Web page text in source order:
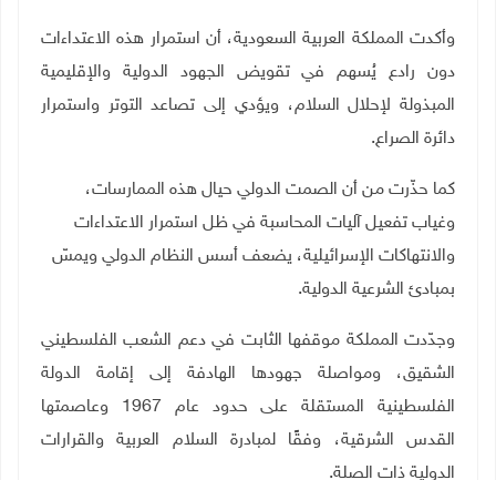
وأكدت المملكة العربية السعودية، أن استمرار هذه الاعتداءات
دون رادع يُسهم في تقويض الجهود الدولية والإقليمية
المبذولة لإحلال السلام، ويؤدي إلى تصاعد التوتر واستمرار
دائرة الصراع.
كما حذّرت من أن الصمت الدولي حيال هذه الممارسات،
وغياب تفعيل آليات المحاسبة في ظل استمرار الاعتداءات
والانتهاكات الإسرائيلية، يضعف أسس النظام الدولي ويمسّ
بمبادئ الشرعية الدولية.
وجدّدت المملكة موقفها الثابت في دعم الشعب الفلسطيني
الشقيق، ومواصلة جهودها الهادفة إلى إقامة الدولة
الفلسطينية المستقلة على حدود عام 1967 وعاصمتها
القدس الشرقية، وفقًا لمبادرة السلام العربية والقرارات
الدولية ذات الصلة.